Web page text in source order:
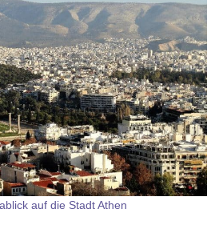
auf die Stadt Athen